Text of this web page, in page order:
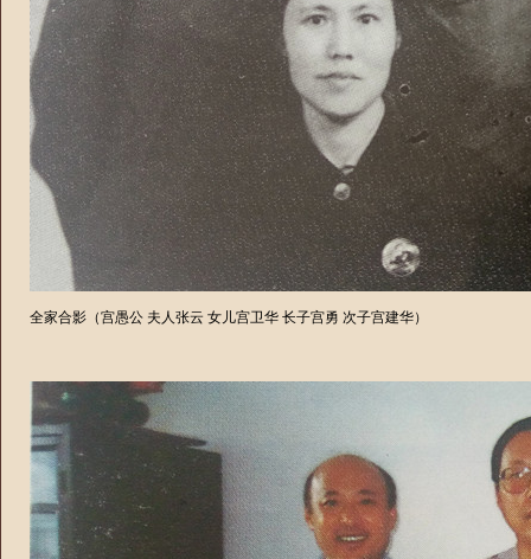
全家合影（宫愚公 夫人张云 女儿宫卫华 长子宫勇 次子宫建华）